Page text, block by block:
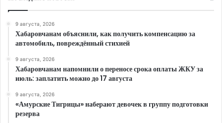
9 августа, 2026
Хабаровчанам объяснили, как получить компенсацию за
автомобиль, повреждённый стихией
9 августа, 2026
Хабаровчанам напомнили о переносе срока оплаты ЖКУ за
июль: заплатить можно до 17 августа
9 августа, 2026
«Амурские Тигрицы» наберают девочек в группу подготовки
резерва